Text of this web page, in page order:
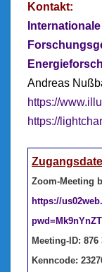
Kontakt:
Andreas
https://
https://
Zoom-Meeting
https://
Meeting-ID: 876
Kenncode: